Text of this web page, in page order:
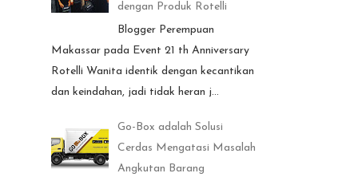
dengan Produk Rotelli
Blogger Perempuan
Makassar pada Event 21 th Anniversary
Rotelli Wanita identik dengan kecantikan
dan keindahan, jadi tidak heran j...
Go-Box adalah Solusi
Cerdas Mengatasi Masalah
Angkutan Barang